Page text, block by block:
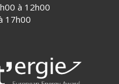
à 12h00
17h00